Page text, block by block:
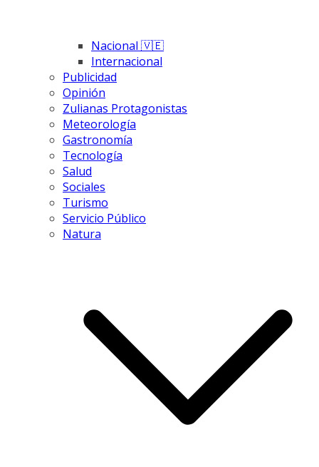
Nacional 🇻🇪
Internacional
Publicidad
Opinión
Zulianas Protagonistas
Meteorología
Gastronomía
Tecnología
Salud
Sociales
Turismo
Servicio Público
Natura